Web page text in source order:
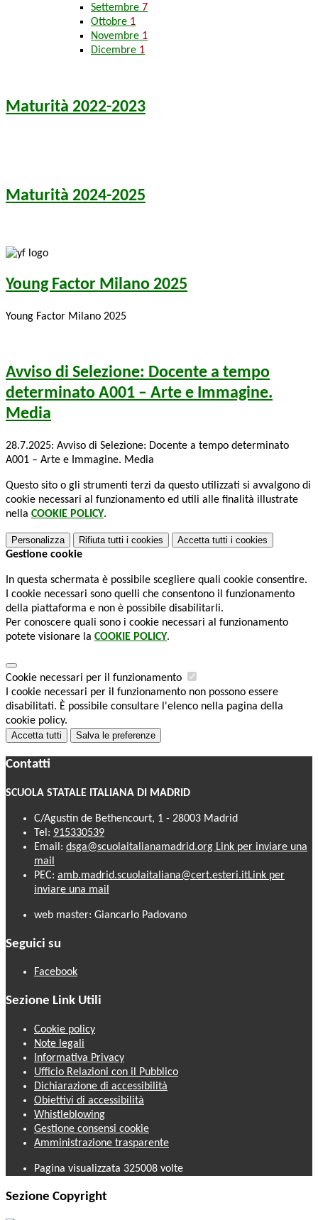
Settembre 7
Ottobre 1
Novembre 1
Dicembre 1
Maturità 2022-2023
Maturità 2024-2025
Young Factor Milano 2025
Young Factor Milano 2025
Avviso di Selezione: Docente a tempo
determinato A001 – Arte e Immagine.
Media
28.7.2025: Avviso di Selezione: Docente a tempo determinato
A001 – Arte e Immagine. Media
Questo sito o gli strumenti terzi da questo utilizzati si avvalgono di
cookie necessari al funzionamento ed utili alle finalità illustrate
nella COOKIE POLICY.
Personalizza Rifiuta tutti i cookies Accetta tutti i cookies
Gestione cookie
In questa schermata è possibile scegliere quali cookie consentire.
I cookie necessari sono quelli che consentono il funzionamento
della piattaforma e non è possibile disabilitarli.
Per conoscere quali sono i cookie necessari al funzionamento
potete visionare la COOKIE POLICY.
Cookie necessari per il funzionamento
I cookie necessari per il funzionamento non possono essere
disabilitati. È possibile consultare l'elenco nella pagina della
cookie policy.
Accetta tutti Salva le preferenze
Contatti
SCUOLA STATALE ITALIANA DI MADRID
C/Agustín de Bethencourt, 1 - 28003 Madrid
Tel: 915330539
Email: dsga@scuolaitalianamadrid.org Link per inviare una
mail
PEC: amb.madrid.scuolaitaliana@cert.esteri.itLink per
inviare una mail
web master: Giancarlo Padovano
Seguici su
Facebook
Sezione Link Utili
Cookie policy
Note legali
Informativa Privacy
Ufficio Relazioni con il Pubblico
Dichiarazione di accessibilità
Obiettivi di accessibilità
Whistleblowing
Gestione consensi cookie
Amministrazione trasparente
Pagina visualizzata 325008 volte
Sezione Copyright